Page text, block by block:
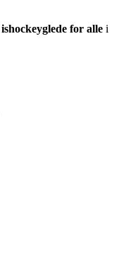
ishockeyglede for alle i